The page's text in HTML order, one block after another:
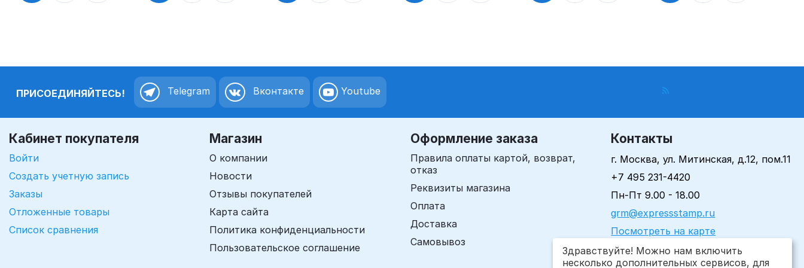
ПРИСОЕДИНЯЙТЕСЬ! Telegram Вконтакте Youtube
Кабинет покупателя
Войти
Создать учетную запись
Заказы
Отложенные товары
Список сравнения
Магазин
О компании
Новости
Отзывы покупателей
Карта сайта
Политика конфиденциальности
Пользовательское соглашение
Оформление заказа
Правила оплаты картой, возврат,
отказ
Реквизиты магазина
Оплата
Доставка
Самовывоз
Контакты
г. Москва, ул. Митинская, д.12, пом.11
+7 495 231-4420
Пн-Пт 9.00 - 18.00
grm@expressstamp.ru
Посмотреть на карте
Здравствуйте! Можно нам включить
несколько дополнительных сервисов, для